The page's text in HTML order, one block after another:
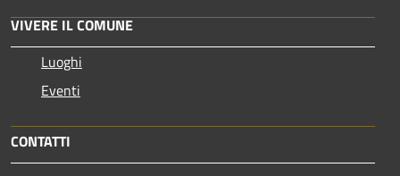
VIVERE IL COMUNE
Luoghi
Eventi
CONTATTI